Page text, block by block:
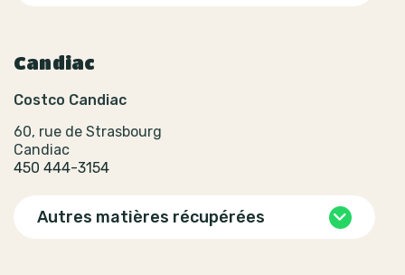
Candiac
Costco Candiac
60, rue de Strasbourg
Candiac
450 444-3154
Autres matières récupérées